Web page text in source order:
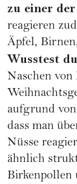
zu einer
reagieren
Äpfel,
Wusstest
Naschen
aufgrund
dass man
Nüsse
ähnlich
Birkenpollen